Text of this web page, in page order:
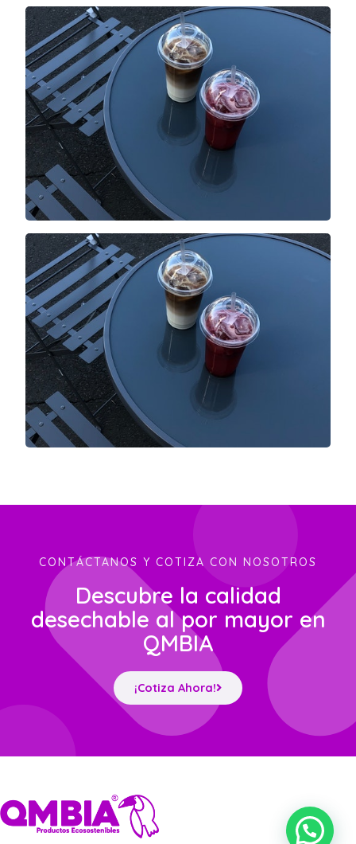
CONTÁCTANOS Y COTIZA CON NOSOTROS
Descubre la calidad
desechable al por mayor en
QMBIA
¡Cotiza Ahora!